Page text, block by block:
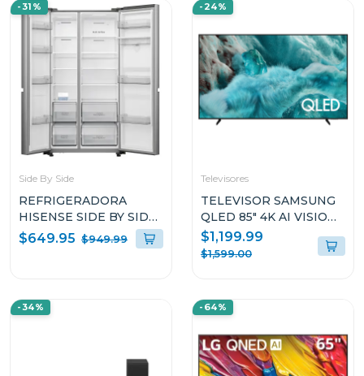
-31%
Side By Side
REFRIGERADORA
HISENSE SIDE BY SIDE
DE 23P³ NO FROST
RS230NV5
$649.95 $949.99
-24%
Televisores
TELEVISOR SAMSUNG
QLED 85" 4K AI VISION
ONE UI TIZEN
QN85Q7F
$1,199.99
$1,599.00
-34% -64%